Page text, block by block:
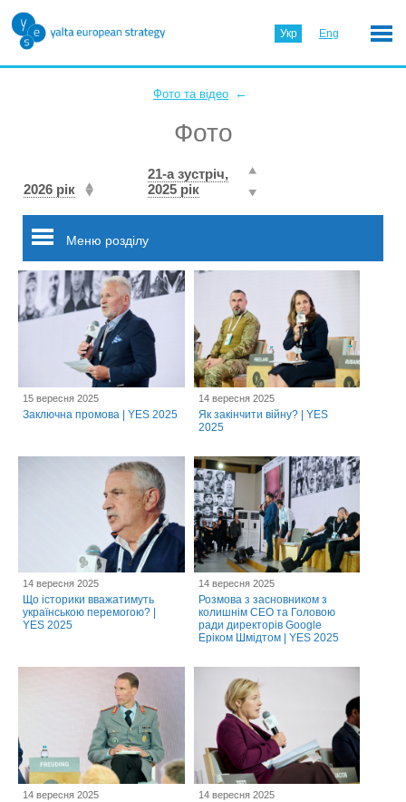
Укр Eng
Фото та відео ←
Фото
2026 рік
21-а зустріч,
2025 рік
Меню розділу
15 вересня 2025
Заключна промова | YES 2025
14 вересня 2025
Як закінчити війну? | YES
2025
14 вересня 2025
Що історики вважатимуть
українською перемогою? |
YES 2025
14 вересня 2025
Розмова з засновником з
колишнім CEO та Головою
ради директорів Google
Еріком Шмідтом | YES 2025
14 вересня 2025 14 вересня 2025